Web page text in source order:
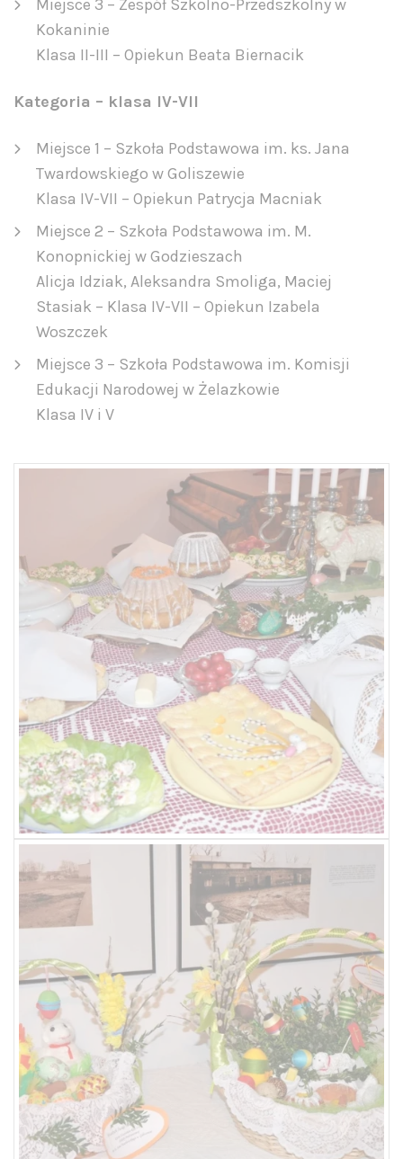
Miejsce 3 – Zespół Szkolno-Przedszkolny w
Kokaninie
Klasa II-III – Opiekun Beata Biernacik
Kategoria – klasa IV-VII
Miejsce 1 – Szkoła Podstawowa im. ks. Jana
Twardowskiego w Goliszewie
Klasa IV-VII – Opiekun Patrycja Macniak
Miejsce 2 – Szkoła Podstawowa im. M.
Konopnickiej w Godzieszach
Alicja Idziak, Aleksandra Smoliga, Maciej
Stasiak – Klasa IV-VII – Opiekun Izabela
Woszczek
Miejsce 3 – Szkoła Podstawowa im. Komisji
Edukacji Narodowej w Żelazkowie
Klasa IV i V